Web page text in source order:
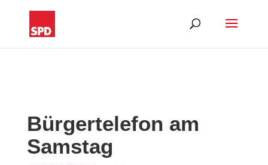
Bürgertelefon am
Samstag